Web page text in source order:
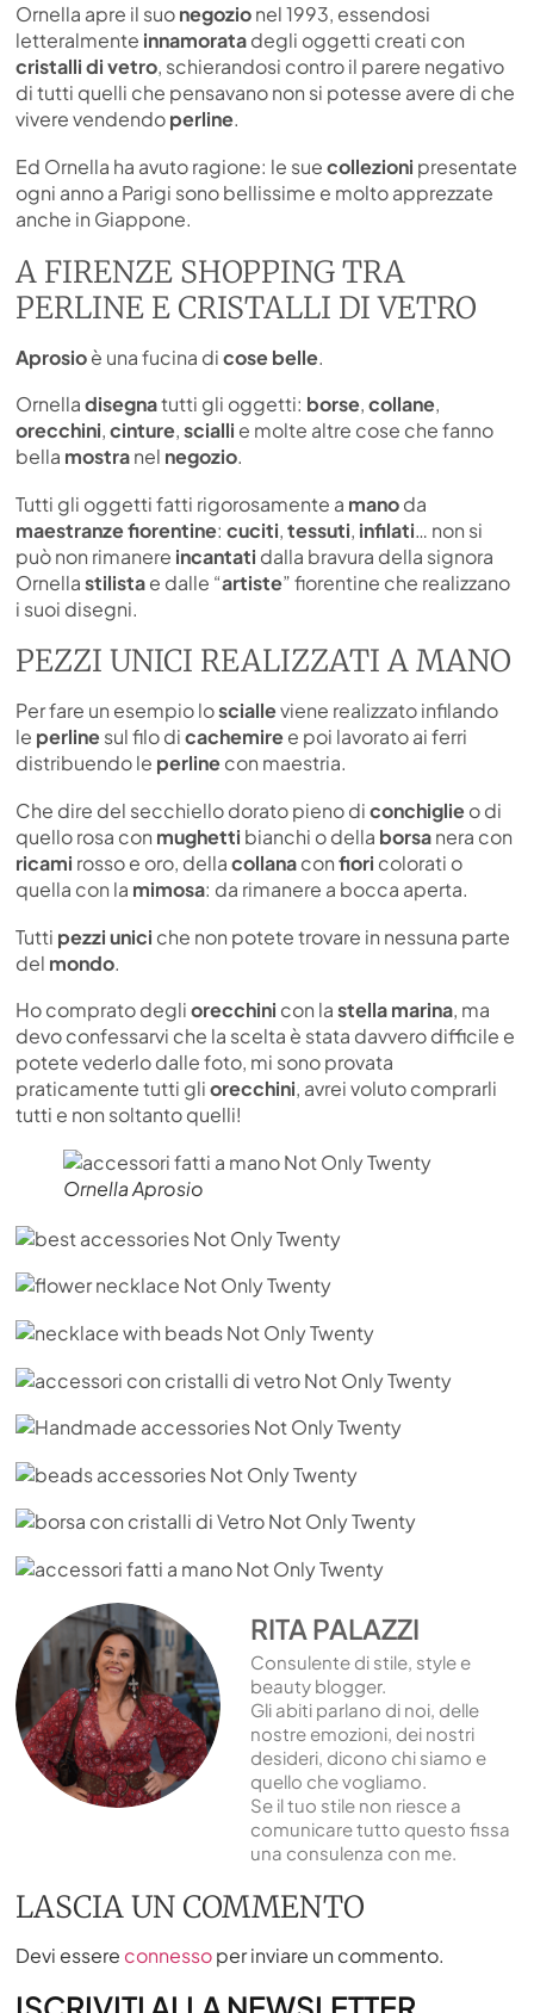
Ornella apre il suonegozionel 1993, essendosi
letteralmente innamoratadegli oggetti creati con
cristalli di vetro, schierandosi contro il parere negativo
di tutti quelli che pensavano non si potesse avere di che
vivere vendendoperline.
Ed Ornella ha avuto ragione: le suecollezioni presentate
ogni anno a Parigi sono bellissime e molto apprezzate
anche in Giappone.
A FIRENZE SHOPPING TRA
PERLINE E CRISTALLI DI VETRO
Aprosioè una fucina dicose belle.
Ornelladisegnatutti gli oggetti: borse,collane,
orecchini,cinture,scialli e molte altre cose che fanno
bella mostranel negozio.
Tutti gli oggetti fatti rigorosamente a manoda
maestranze fiorentine:cuciti,tessuti, infilati… non si
può non rimanere incantati dalla bravura della signora
Ornellastilistae dalle “artiste” fiorentine che realizzano
i suoi disegni.
PEZZI UNICI REALIZZATI A MANO
Per fare un esempio loscialleviene realizzato infilando
le perlinesul filo dicachemiree poi lavorato ai ferri
distribuendo le perlinecon maestria.
Che dire del secchiello dorato pieno diconchiglieo di
quello rosa con mughetti bianchi o della borsanera con
ricami rosso e oro, dellacollanaconfiori colorati o
quella con la mimosa: da rimanere a bocca aperta.
Tutti pezzi unici che non potete trovare in nessuna parte
del mondo.
Ho comprato degliorecchini con lastella marina, ma
devo confessarvi che la scelta è stata davvero difficile e
potete vederlo dalle foto, mi sono provata
praticamente tutti gliorecchini, avrei voluto comprarli
tutti e non soltanto quelli!
Ornella Aprosio
RITA PALAZZI
Consulente di stile, style e
beauty blogger.
Gli abiti parlano di noi, delle
nostre emozioni, dei nostri
desideri, dicono chi siamo e
quello che vogliamo.
Se il tuo stile non riesce a
comunicare tutto questo fissa
una consulenza con me.
LASCIA UN COMMENTO
Devi essere connessoper inviare un commento.